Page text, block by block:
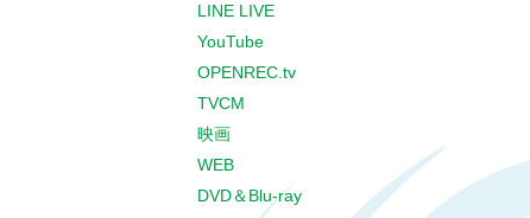
LINE LIVE
YouTube
OPENREC.tv
TVCM
映画
WEB
DVD＆Blu-ray